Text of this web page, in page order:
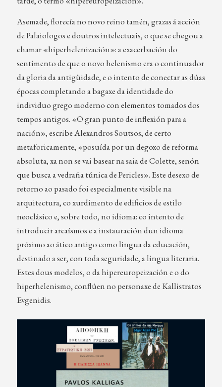
Asemade, florecía no novo reino tamén, grazas á acción
de Palaiologos e doutros intelectuais, o que se chegou a
chamar «hiperhelenización»: a exacerbación do
sentimento de que o novo helenismo era o continuador
da gloria da antigüidade, e o intento de conectar as dúas
épocas completando a bagaxe da identidade do
individuo grego moderno con elementos tomados dos
tempos antigos. «O gran punto de inflexión para a
nación», escribe Alexandros Soutsos, de certo
metaforicamente, «posuída por un degoxo de reforma
absoluta, xa non se vai basear na saia de Colette, senón
que busca a vedraña túnica de Pericles». Este desexo de
retorno ao pasado foi especialmente visible na
arquitectura, co xurdimento de edificios de estilo
neoclásico e, sobre todo, no idioma: co intento de
introducir arcaísmos e a instauración dun idioma
próximo ao ático antigo como lingua da educación,
destinado a ser, con toda seguridade, a lingua literaria.
Estes dous modelos, o da hipereuropeización e o do
hiperhelenismo, conflúen no personaxe de Kallistratos
Evgenidis.